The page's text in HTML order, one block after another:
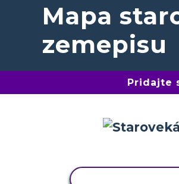
Mapa
zemepisu
Pridajte